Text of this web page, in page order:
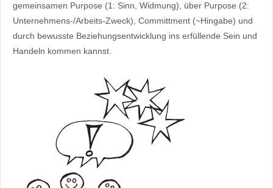
gemeinsamen Purpose (1: Sinn, Widmung), über Purpose (2:
Unternehmens-/Arbeits-Zweck), Committment (~Hingabe) und
durch bewusste Beziehungsentwicklung ins erfüllende Sein und
Handeln kommen kannst.